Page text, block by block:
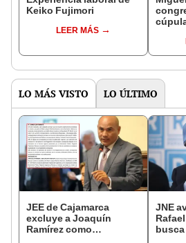
Keiko Fujimori
LEER MÁS
del
LO MÁS VISTO LO ÚLTIMO
JEE de Cajamarca
excluye a Joaquín
Ramírez como
JNE